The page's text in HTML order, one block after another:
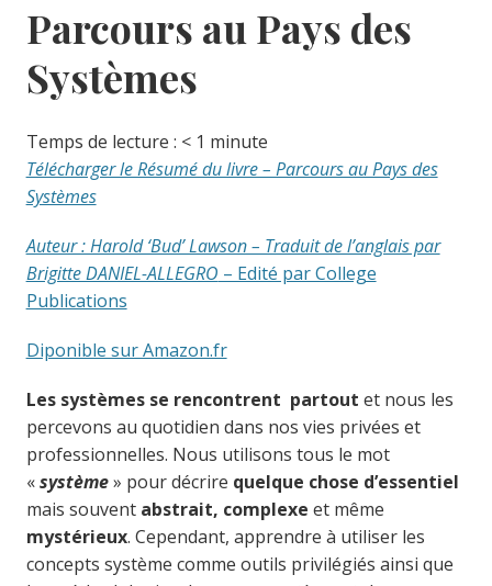
Parcours au Pays des
Systèmes
Temps de lecture : < 1 minute
Télécharger le Résumé du livre – Parcours au Pays des
Systèmes
Auteur : Harold ‘Bud’ Lawson – Traduit de l’anglais par
Brigitte DANIEL-ALLEGRO – Edité par College
Publications
Diponible sur Amazon.fr
Les systèmes se rencontrent partout et nous les
percevons au quotidien dans nos vies privées et
professionnelles. Nous utilisons tous le mot
«système» pour décrire quelque chose d’essentiel
mais souventabstrait, complexe et même
mystérieux. Cependant, apprendre à utiliser les
concepts système comme outils privilégiés ainsi que